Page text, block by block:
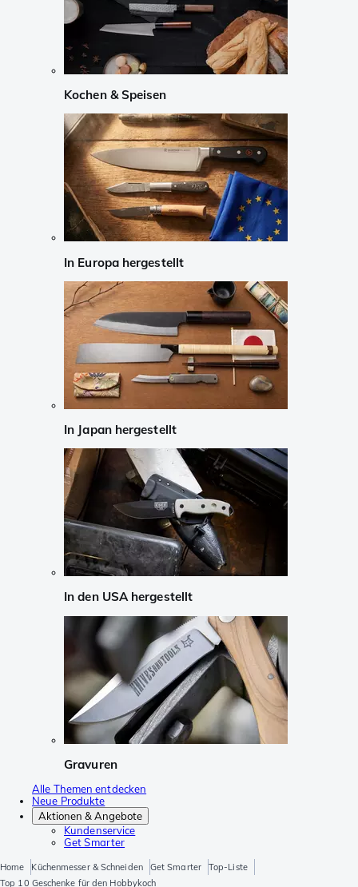
Kochen & Speisen
In Europa hergestellt
In Japan hergestellt
In den USA hergestellt
Gravuren
Alle Themen entdecken
Neue Produkte
Aktionen & Angebote
Kundenservice
Get Smarter
Home Küchenmesser & Schneiden Get Smarter
Top-Liste
Top 10 Geschenke für den Hobbykoch